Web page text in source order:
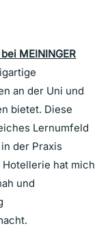
MEININGER
an der Uni und
bietet. Diese
Lernumfeld
der Praxis
hat mich
und